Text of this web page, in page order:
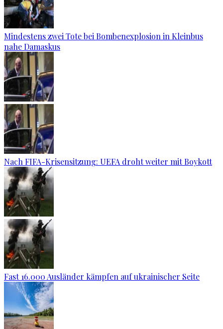
Mindestens zwei Tote bei Bombenexplosion in Kleinbus
nahe Damaskus
Nach FIFA-Krisensitzung: UEFA droht weiter mit Boykott
Fast 16.000 Ausländer kämpfen auf ukrainischer Seite